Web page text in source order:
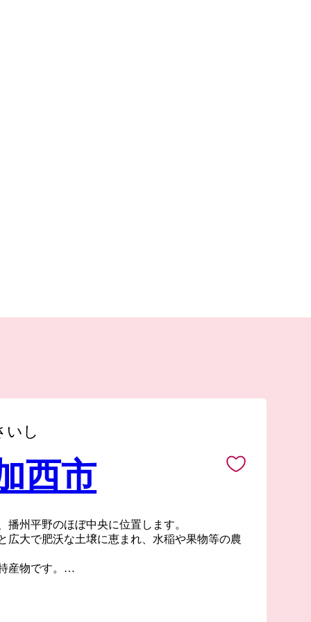
いし
西市
播州平野のほぼ中央に位置します。
広大で肥沃な土壌に恵まれ、水稲や果物等の農
産物です。